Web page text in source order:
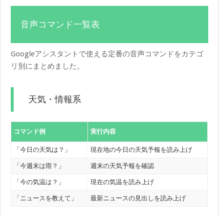
音声コマンド一覧表
Googleアシスタントで使える定番の音声コマンドをカテゴ
リ別にまとめました。
天気・情報系
コマンド例 実行内容
「今日の天気は？」 現在地の今日の天気予報を読み上げ
「今週末は雨？」 週末の天気予報を確認
「今の気温は？」 現在の気温を読み上げ
「ニュースを教えて」 最新ニュースの見出しを読み上げ